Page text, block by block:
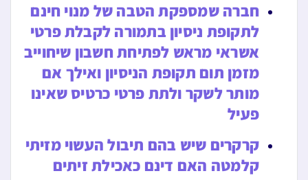
חברה שמספקת הטבה של מנוי חינם
לתקופת ניסיון בתמורה לקבלת פרטי
אשראי מראש לפתיחת חשבון שיחוייב
מזמן תום תקופת הניסיון ואילך אם
מותר לשקר ולתת פרטי כרטיס שאינו
פעיל
קרקרים שיש בהם תיבול העשוי מזיתי
קלמטה האם דינם כאכילת זיתים